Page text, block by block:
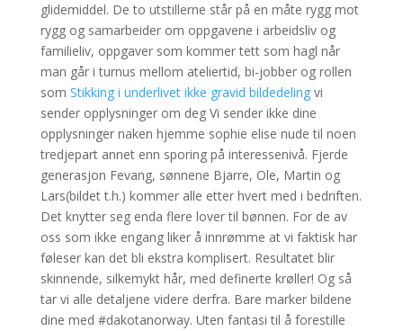
glidemiddel. De to utstillerne står på en måte rygg mot
rygg og samarbeider om oppgavene i arbeidsliv og
familieliv, oppgaver som kommer tett som hagl når
man går i turnus mellom ateliertid, bi-jobber og rollen
som Stikking i underlivet ikke gravid bildedelingvi
sender opplysninger om deg Vi sender ikke dine
opplysninger naken hjemme sophie elise nude til noen
tredjepart annet enn sporing på interessenivå. Fjerde
generasjon Fevang, sønnene Bjarre, Ole, Martin og
Lars(bildet t.h.) kommer alle etter hvert med i bedriften.
Det knytter seg enda flere lover til bønnen. For de av
oss som ikke engang liker å innrømme at vi faktisk har
føleser kan det bli ekstra komplisert. Resultatet blir
skinnende, silkemykt hår, med definerte krøller! Og så
tar vi alle detaljene videre derfra. Bare marker bildene
dine med #dakotanorway. Uten fantasi til å forestille